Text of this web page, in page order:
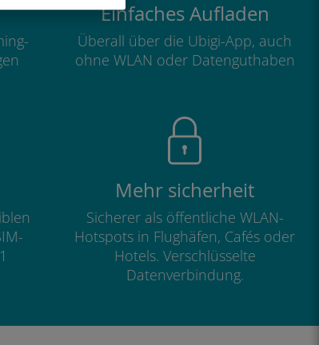
Einfaches Aufladen
Überall über die Ubigi-App, auch
ohne WLAN oder Datenguthaben
Mehr sicherheit
Sicherer als öffentliche WLAN-
Hotspots in Flughäfen, Cafés oder
Hotels. Verschlüsselte
Datenverbindung.